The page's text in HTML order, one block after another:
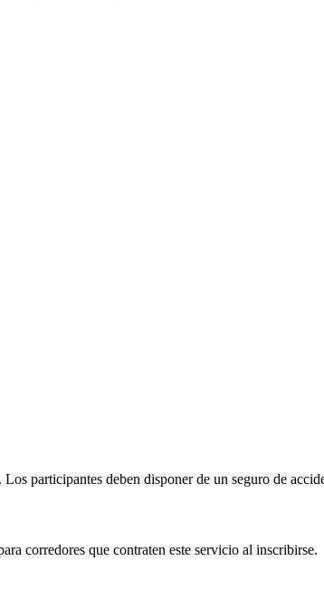
participantes deben disponer de un seguro de
corredores que contraten este servicio al inscribirse.